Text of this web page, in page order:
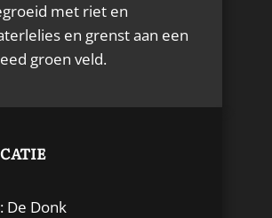
met riet en
en grenst aan een
groen veld.
: De Donk